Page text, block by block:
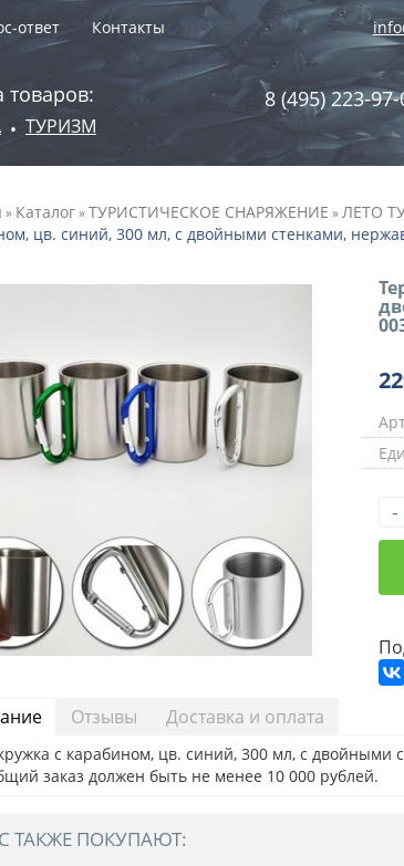
ответ Контакты
товаров:
• ТУРИЗМ
8 (495) 223-
» Каталог»ТУРИСТИЧЕСКОЕ СНАРЯЖЕНИЕ »ЛЕТО
цв. синий, 300 мл, с двойными стенками,
-
Отзывы Доставка и оплата
с карабином, цв. синий, 300 мл, с двойными
заказ должен быть не менее 10 000 рублей.
ТАКЖЕ ПОКУПАЮТ: